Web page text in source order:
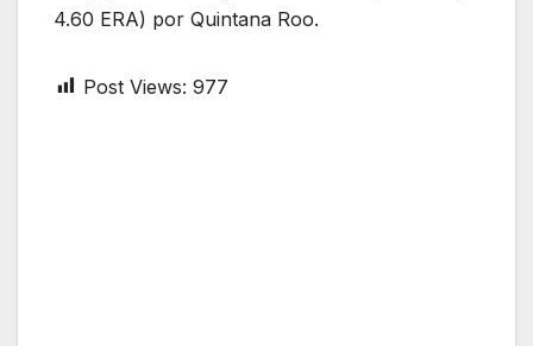
4.60 ERA) por Quintana Roo.
Post Views: 977